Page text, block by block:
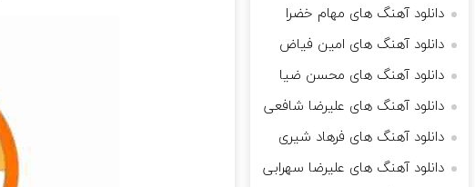
دانلود آهنگ های مهام خضرا
دانلود آهنگ های امین فیاض
دانلود آهنگ های محسن ضیا
دانلود آهنگ های علیرضا شافعی
دانلود آهنگ های فرهاد شیری
دانلود آهنگ های علیرضا سهرابی